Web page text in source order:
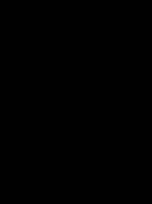
успокоила. В